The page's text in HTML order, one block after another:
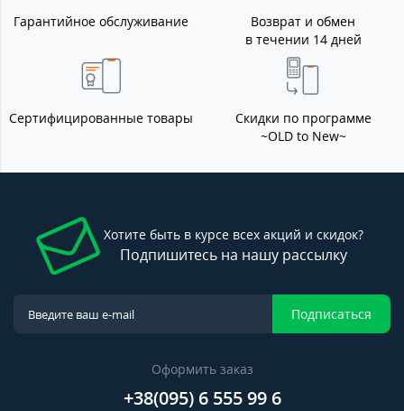
Гарантийное обслуживание
Возврат и обмен
в течении 14 дней
Сертифицированные товары
Скидки по программе
~OLD to New~
Хотите быть в курсе всех акций и скидок?
Подпишитесь на нашу рассылку
Подписаться
Оформить заказ
+38(095) 6 555 99 6